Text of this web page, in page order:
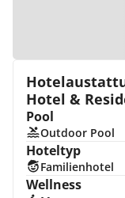
Hotel &
Pool
Outdoor Pool
Hoteltyp
Familienhotel
Wellness